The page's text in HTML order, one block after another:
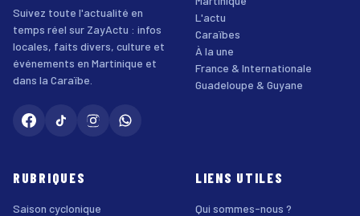
Suivez toute l'actualité en
temps réel sur ZayActu : infos
locales, faits divers, culture et
événements en Martinique et
dans la Caraïbe.
L'actu
Caraïbes
À la une
France & Internationale
Guadeloupe & Guyane
RUBRIQUES
Saison cyclonique
LIENS UTILES
Qui sommes-nous ?